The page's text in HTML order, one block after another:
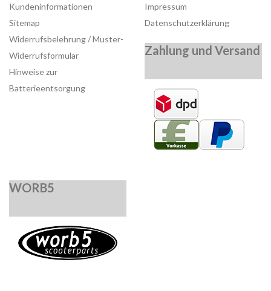
Kundeninformationen
Sitemap
Widerrufsbelehrung / Muster-
Widerrufsformular
Hinweise zur
Batterieentsorgung
Impressum
Datenschutzerklärung
Zahlung und Versand
WORB5